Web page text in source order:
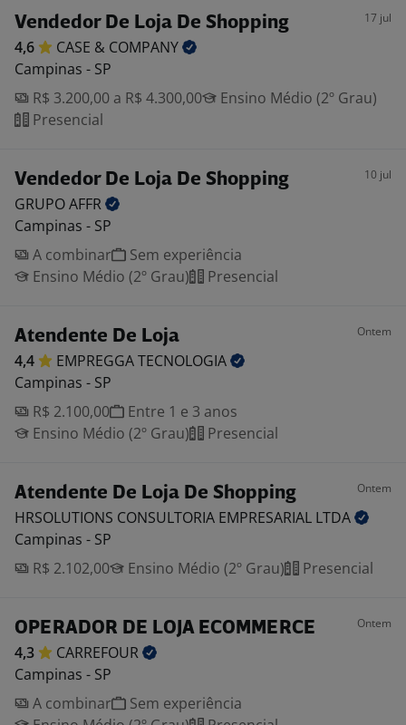
Vendedor De Loja De Shopping 17 jul
4,6 CASE & COMPANY
Campinas - SP
R$ 3.200,00 a R$ 4.300,00
Ensino Médio (2º Grau)
Presencial
Vendedor De Loja De Shopping 10 jul
GRUPOAFFR
Campinas - SP
A combinar
Sem experiência
Ensino Médio (2º Grau)
Presencial
Atendente De Loja Ontem
4,4 EMPREGGATECNOLOGIA
Campinas - SP
R$ 2.100,00
Entre 1 e 3 anos
Ensino Médio (2º Grau)
Presencial
Atendente De Loja De Shopping Ontem
HRSOLUTIONS CONSULTORIA EMPRESARIAL LTDA
Campinas - SP
R$ 2.102,00
Ensino Médio (2º Grau) Presencial
OPERADOR DE LOJA ECOMMERCE Ontem
4,3
CARREFOUR
Campinas - SP
A combinar
Sem experiência